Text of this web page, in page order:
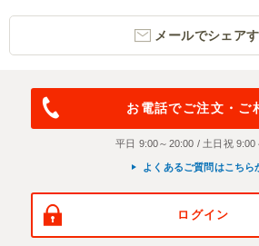
メールでシェア
お電話でご注文・ご
平日 9:00～20:00 / 土日祝 9:00
よくあるご質問はこちら
ログイン